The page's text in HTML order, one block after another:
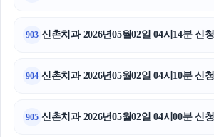
903 신촌치과 2026년05월02일 04시14분 신
904 신촌치과 2026년05월02일 04시10분 신
905 신촌치과 2026년05월02일 04시00분 신